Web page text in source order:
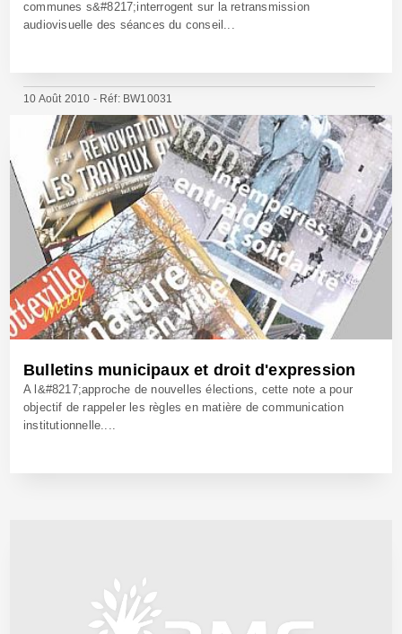
communes s&#8217;interrogent sur la retransmission
audiovisuelle des séances du conseil...
10 Août 2010 - Réf: BW10031
Bulletins municipaux et droit d'expression
A l&#8217;approche de nouvelles élections, cette note a pour
objectif de rappeler les règles en matière de communication
institutionnelle....